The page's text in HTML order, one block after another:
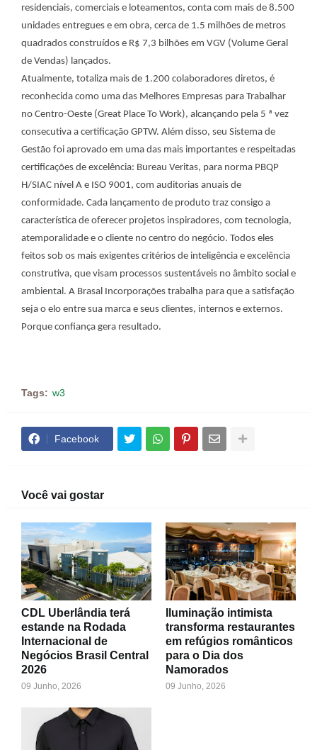
residenciais, comerciais e loteamentos, conta com mais de 8.500
unidades entregues e em obra, cerca de 1.5 milhões de metros
quadrados construídos e R$ 7,3 bilhões em VGV (Volume Geral
de Vendas) lançados.
Atualmente, totaliza mais de 1.200 colaboradores diretos, é
reconhecida como uma das Melhores Empresas para Trabalhar
no Centro-Oeste (Great Place To Work), alcançando pela 5 ª vez
consecutiva a certificação GPTW. Além disso, seu Sistema de
Gestão foi aprovado em uma das mais importantes e respeitadas
certificações de excelência: Bureau Veritas, para norma PBQP
H/SIAC nível A e ISO 9001, com auditorias anuais de
conformidade. Cada lançamento de produto traz consigo a
característica de oferecer projetos inspiradores, com tecnologia,
atemporalidade e o cliente no centro do negócio. Todos eles
feitos sob os mais exigentes critérios de inteligência e excelência
construtiva, que visam processos sustentáveis no âmbito social e
ambiental. A Brasal Incorporações trabalha para que a satisfação
seja o elo entre sua marca e seus clientes, internos e externos.
Porque confiança gera resultado.
Tags: w3
Facebook
Você vai gostar
CDL Uberlândia terá
estande na Rodada
Internacional de
Negócios Brasil Central
2026
09 Junho, 2026
Iluminação intimista
transforma restaurantes
em refúgios românticos
para o Dia dos
Namorados
09 Junho, 2026